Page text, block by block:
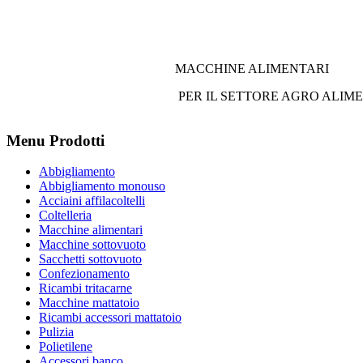
MACCHINE ALIMENTARI
PER IL SETTORE AGRO
Menu Prodotti
Abbigliamento
Abbigliamento monouso
Acciaini affilacoltelli
Coltelleria
Macchine alimentari
Macchine sottovuoto
Sacchetti sottovuoto
Confezionamento
Ricambi tritacarne
Macchine mattatoio
Ricambi accessori mattatoio
Pulizia
Polietilene